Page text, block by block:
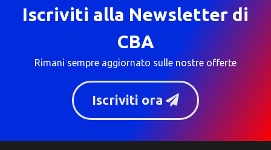
Iscriviti alla Newsletter di
CBA
Rimani sempre aggiornato sulle nostre offerte
Iscriviti ora